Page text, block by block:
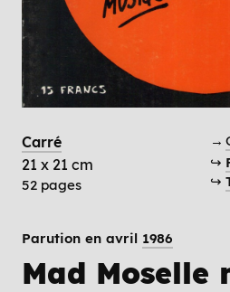
Carré
21 x 21 cm
52 pages
→
↪
↪
Parution en avril 1986
Mad Moselle